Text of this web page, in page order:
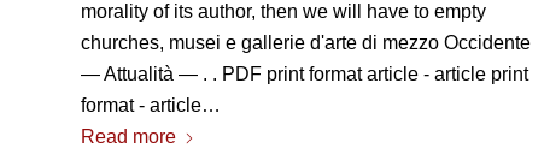
morality of its author, then we will have to empty
churches, musei e gallerie d'arte di mezzo Occidente
— Attualità — . . PDF print format article - article print
format - article…
Read more